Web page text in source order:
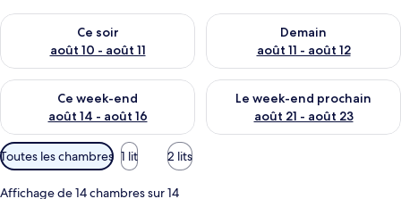
Ce soir
août 10 - août 11
Vérifier la disponibilité pour ce soir août 10 - août 11
Demain
août 11 - août 12
Vérifier la disponibilité pour
Ce week-end
août 14 - août 16
Vérifier la disponibilité pour ce week-end août 14 - août 16
Le week-end prochain
août 21 - août 23
Vérifier la disponibilité pour
Filtres
disponibles
pour
Toutes les chambres 1 lit 2 lits
Affichage de 14 chambres sur 14